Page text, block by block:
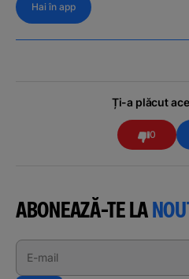
Hai în app
Ți-a plăcut
0
ABONEAZĂ-TE LA
E-mail